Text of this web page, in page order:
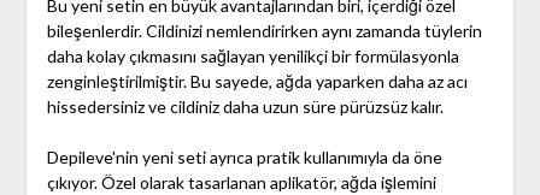
Bu yeni setin en büyük avantajlarından biri, içerdiği özel
bileşenlerdir. Cildinizi nemlendirirken aynı zamanda tüylerin
daha kolay çıkmasını sağlayan yenilikçi bir formülasyonla
zenginleştirilmiştir. Bu sayede, ağda yaparken daha az acı
hissedersiniz ve cildiniz daha uzun süre pürüzsüz kalır.
Depileve'nin yeni seti ayrıca pratik kullanımıyla da öne
çıkıyor. Özel olarak tasarlanan aplikatör, ağda işlemini